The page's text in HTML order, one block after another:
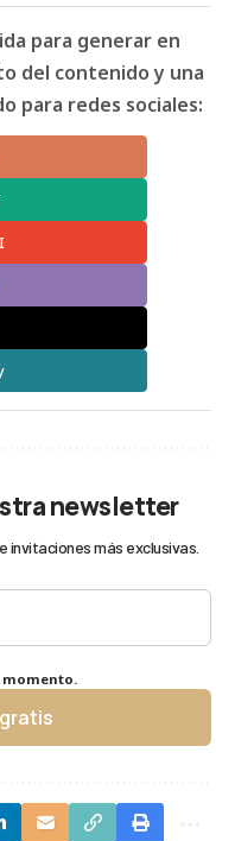
para generar en
del contenido y una
para redes sociales:
newsletter
invitaciones más exclusivas.